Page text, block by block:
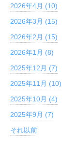
2026年4月 (10)
2026年3月 (15)
2026年2月 (15)
2026年1月 (8)
2025年12月 (7)
2025年11月 (10)
2025年10月 (4)
2025年9月 (7)
それ以前